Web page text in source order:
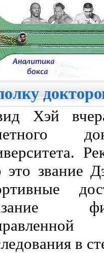
Хэй
это звание
в